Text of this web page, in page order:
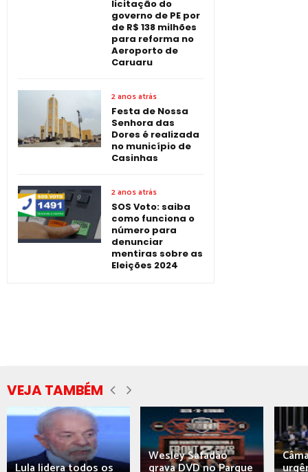
licitação do
governo de PE por
de R$ 138 milhões
para reforma no
Aeroporto de
Caruaru
2 anos atrás
Festa de Nossa
Senhora das
Dores é realizada
no município de
Casinhas
2 anos atrás
SOS Voto: saiba
como funciona o
número para
denunciar
mentiras sobre as
Eleições 2024
VEJA TAMBÉM
Lula lidera todos os
Wesley Safadão
grava DVD no Parque